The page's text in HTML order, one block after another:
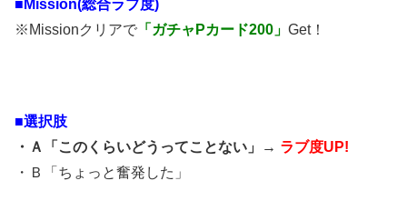
■Mission(総合ラブ度)
※Missionクリアで 「ガチャPカード200」 Get！
■選択肢
・Ａ「このくらいどうってことない」→ ラブ度UP!
・Ｂ「ちょっと奮発した」